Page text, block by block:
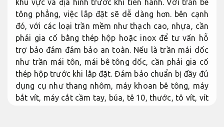
tông phẳng, việc lắp đặt sẽ dễ dàng hơn. bên cạnh
đó, với các loại trần mềm như thạch cao, nhựa, cần
phải gia cố bằng thép hộp hoặc inox để tư vấn hỗ
trợ bảo đảm đảm bảo an toàn. Nếu là trần mái dốc
như trần mái tôn, mái bê tông dốc, cần phải gia cố
thép hộp trước khi lắp đặt. Đảm bảo chuẩn bị đầy đủ
dụng cụ như thang nhôm, máy khoan bê tông, máy
bắt vít, máy cắt cầm tay, búa, tê 10, thước, tô vít, vít